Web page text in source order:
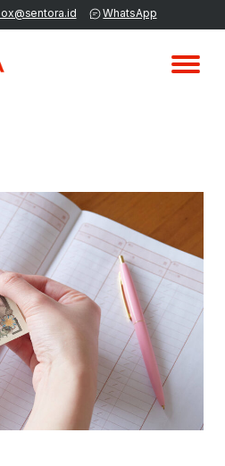
WhatsApp